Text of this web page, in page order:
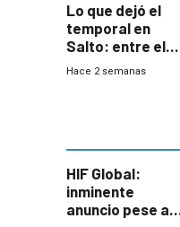
Lo que dejó el
temporal en
Salto: entre el
impacto
Hace 2 semanas
HIF Global:
inminente
anuncio pese a